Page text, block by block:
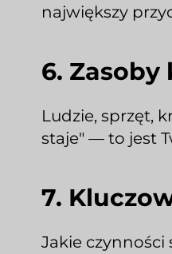
największy
6. Zasoby
Ludzie, sprzęt,
staje" — to jest
7.
Jakie czynności